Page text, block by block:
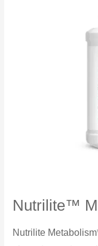
Nutrilite™
Nutrilite